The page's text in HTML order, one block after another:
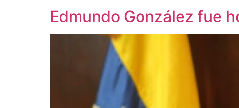
Edmundo González fue